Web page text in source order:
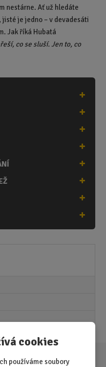
cookies
používáme soubory
nestárne. Ať už hledáte
je jedno – v devadesáti
Jak říká Hubatá
co se sluší. Jen to, co